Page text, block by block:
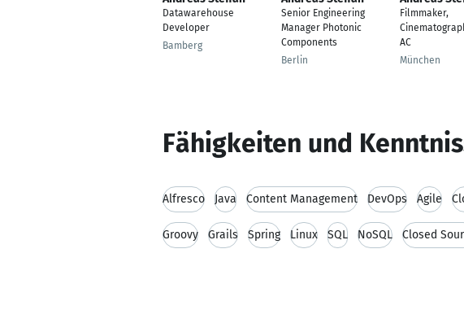
Datawarehouse
Developer
Bamberg
Senior Engineering
Manager Photonic
Components
Berlin
Filmmaker,
AC
München
Fähigkeiten und
Alfresco Java Content Management DevOps Agile
Groovy Grails Spring Linux SQL NoSQL Closed